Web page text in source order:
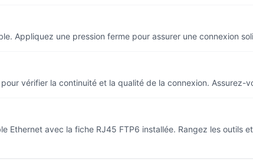
Appliquez une pression ferme pour assurer une connexion
vérifier la continuité et la qualité de la connexion.
Ethernet avec la fiche RJ45 FTP6 installée. Rangez les outils